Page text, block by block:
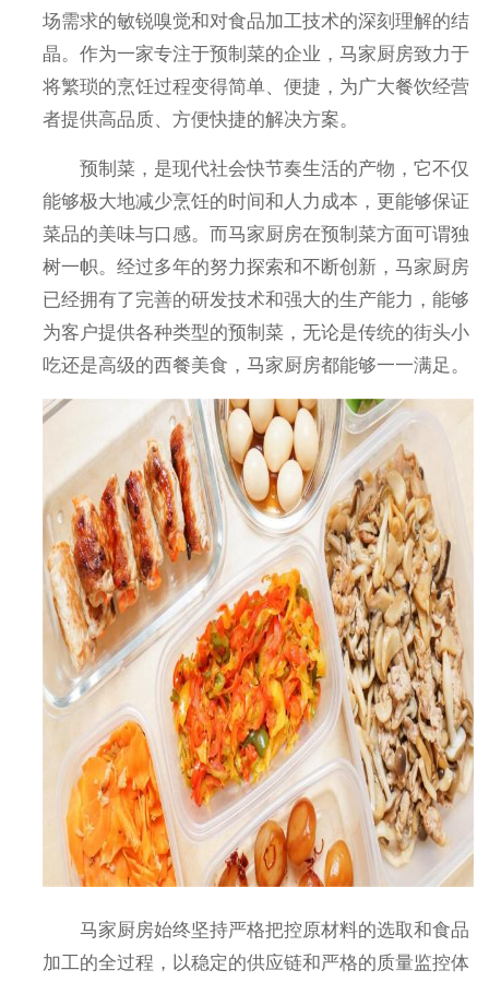
场需求的敏锐嗅觉和对食品加工技术的深刻理解的结
晶。作为一家专注于预制菜的企业，马家厨房致力于
将繁琐的烹饪过程变得简单、便捷，为广大餐饮经营
者提供高品质、方便快捷的解决方案。
预制菜，是现代社会快节奏生活的产物，它不仅
能够极大地减少烹饪的时间和人力成本，更能够保证
菜品的美味与口感。而马家厨房在预制菜方面可谓独
树一帜。经过多年的努力探索和不断创新，马家厨房
已经拥有了完善的研发技术和强大的生产能力，能够
为客户提供各种类型的预制菜，无论是传统的街头小
吃还是高级的西餐美食，马家厨房都能够一一满足。
马家厨房始终坚持严格把控原材料的选取和食品
加工的全过程，以稳定的供应链和严格的质量监控体